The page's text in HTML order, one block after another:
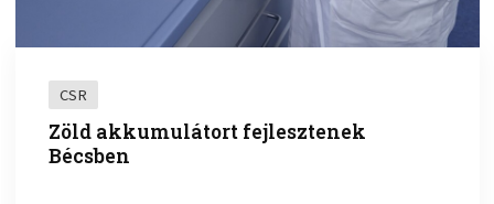
CSR
Zöld akkumulátort fejlesztenek
Bécsben